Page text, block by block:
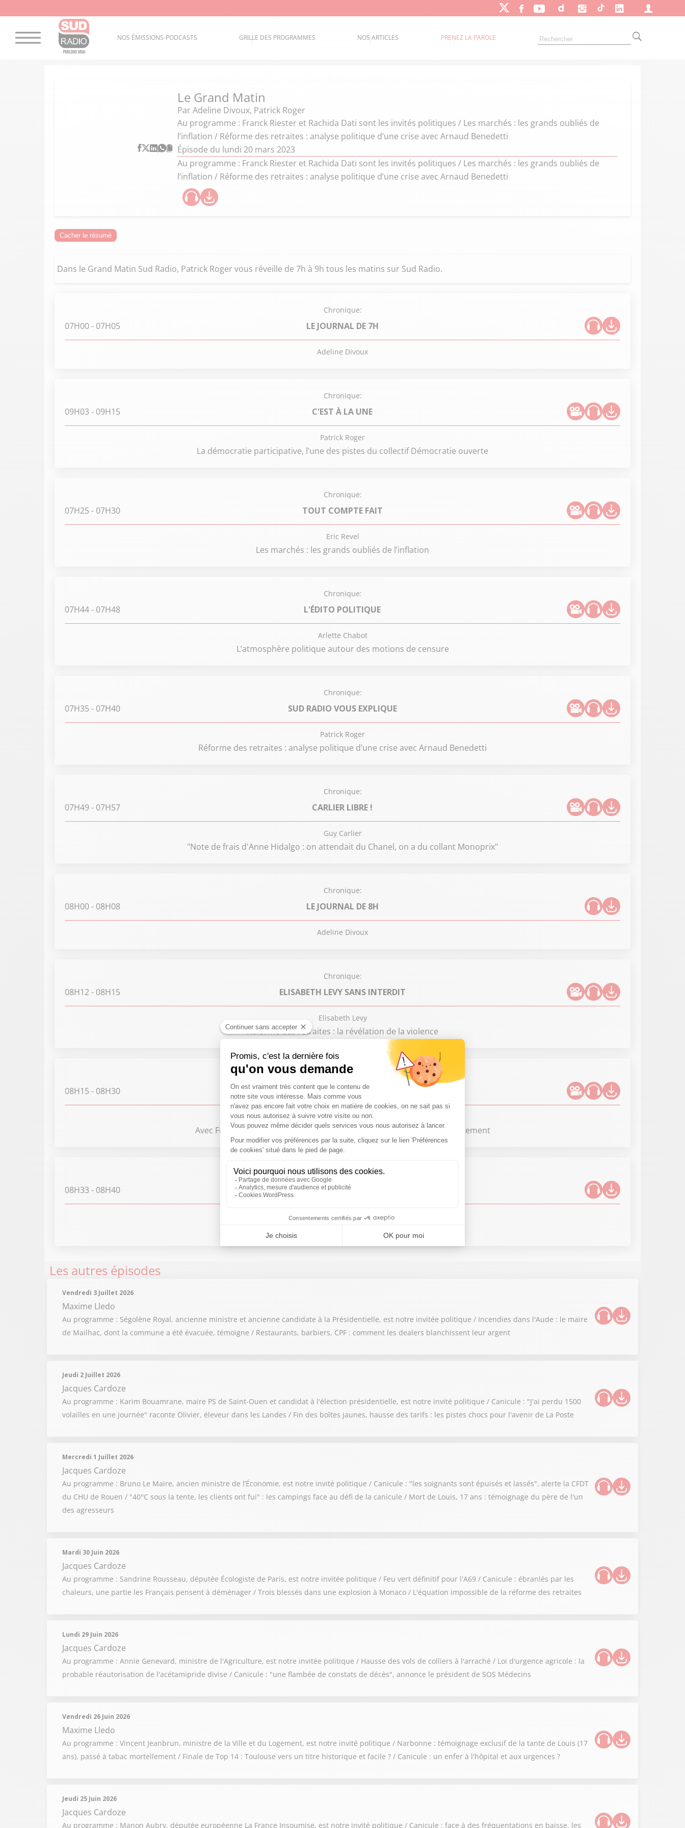
NOS ÉMISSIONS-PODCASTS GRILLE DES PROGRAMMES NOS ARTICLES PRENEZ LA PAROLE
Le Grand Matin
Par Adeline Divoux, Patrick Roger
Au programme : Franck Riester et Rachida Dati sont les invités politiques / Les marchés : les grands oubliés de
l’inflation / Réforme des retraites : analyse politique d’une crise avec Arnaud Benedetti
Épisode du lundi 20 mars 2023
Au programme : Franck Riester et Rachida Dati sont les invités politiques / Les marchés : les grands oubliés de
l’inflation / Réforme des retraites : analyse politique d’une crise avec Arnaud Benedetti
Cacher le résumé
Dans le Grand Matin Sud Radio, Patrick Roger vous réveille de 7h à 9h tous les matins sur Sud Radio.
Chronique:
07H00- 07H05 LE JOURNAL DE 7H
Adeline Divoux
Chronique:
09H03 - 09H15 C'EST À LA UNE
Patrick Roger
La démocratie participative, l’une des pistes du collectif Démocratie ouverte
Chronique:
07H25 - 07H30 TOUT COMPTE FAIT
Eric Revel
Les marchés : les grands oubliés de l’inflation
Chronique:
07H44- 07H48 L'ÉDITO POLITIQUE
Arlette Chabot
L’atmosphère politique autour des motions de censure
Chronique:
07H35 - 07H40 SUD RADIO VOUS EXPLIQUE
Patrick Roger
Réforme des retraites : analyse politique d’une crise avec Arnaud Benedetti
Chronique:
07H49- 07H57 CARLIER LIBRE !
Guy Carlier
"Note de frais d'Anne Hidalgo : on attendait du Chanel, on a du collant Monoprix"
Chronique:
08H00- 08H08 LE JOURNAL DE 8H
Adeline Divoux
Chronique:
08H12- 08H15 ELISABETH LEVY SANS INTERDIT
Elisabeth Levy
Réforme des retraites : la révélation de la violence
Chronique:
08H15 - 08H30 L'INVITÉ POLITIQUE SUD RADIO
Patrick Roger
Avec Franck Riester, Ministre délégué chargé des Relations avec le Parlement
Chronique:
08H33 - 08H40 ON EN PARLE
Benjamin Glaise
Les autres épisodes
Vendredi 3 Juillet 2026
Maxime Lledo
Au programme : Ségolène Royal, ancienne ministre et ancienne candidate à la Présidentielle, est notre invitée politique / Incendies dans l'Aude : le maire
de Mailhac, dont la commune a été évacuée, témoigne / Restaurants, barbiers, CPF : comment les dealers blanchissent leur argent
Jeudi 2 Juillet 2026
Jacques Cardoze
Au programme : Karim Bouamrane, maire PS de Saint-Ouen et candidat à l'élection présidentielle, est notre invité politique / Canicule : "J'ai perdu 1500
volailles en une journée" raconte Olivier, éleveur dans les Landes / Fin des boîtes jaunes, hausse des tarifs : les pistes chocs pour l'avenir de La Poste
Mercredi 1 Juillet 2026
Jacques Cardoze
Au programme : Bruno Le Maire, ancien ministre de l’Économie, est notre invité politique / Canicule : "les soignants sont épuisés et lassés", alerte la CFDT
du CHU de Rouen / "40°C sous la tente, les clients ont fui" : les campings face au défi de la canicule / Mort de Louis, 17 ans : témoignage du père de l'un
des agresseurs
Mardi 30 Juin 2026
Jacques Cardoze
Au programme : Sandrine Rousseau, députée Écologiste de Paris, est notre invitée politique / Feu vert définitif pour l'A69 / Canicule : ébranlés par les
chaleurs, une partie les Français pensent à déménager / Trois blessés dans une explosion à Monaco / L'équation impossible de la réforme des retraites
Lundi 29 Juin 2026
Jacques Cardoze
Au programme : Annie Genevard, ministre de l'Agriculture, est notre invitée politique / Hausse des vols de colliers à l'arraché / Loi d'urgence agricole : la
probable réautorisation de l'acétamipride divise / Canicule : "une flambée de constats de décès", annonce le président de SOS Médecins
Vendredi 26 Juin 2026
Maxime Lledo
Au programme : Vincent Jeanbrun, ministre de la Ville et du Logement, est notre invité politique / Narbonne : témoignage exclusif de la tante de Louis (17
ans), passé à tabac mortellement / Finale de Top 14 : Toulouse vers un titre historique et facile ? / Canicule : un enfer à l'hôpital et aux urgences ?
Jeudi 25 Juin 2026
Jacques Cardoze
Au programme : Manon Aubry, députée européenne La France Insoumise, est notre invité politique / Canicule : face à des fréquentations en baisse, les